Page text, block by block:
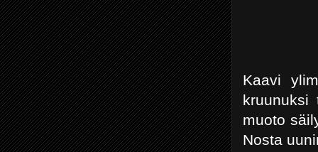
Kaavi
kruunuksi
muoto
Nosta